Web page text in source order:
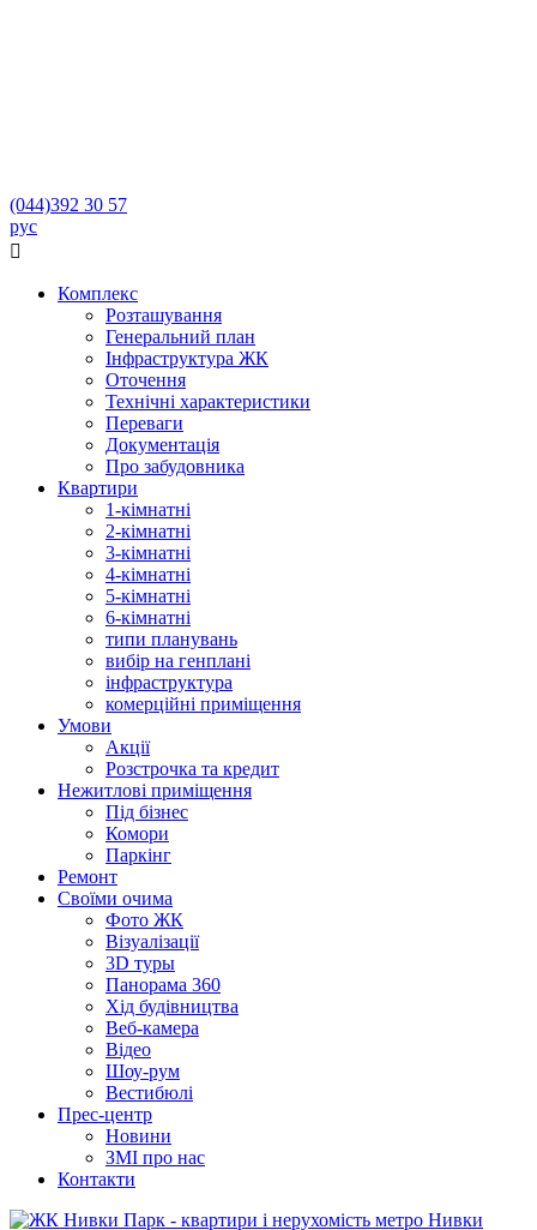
(044)392 30 57
рус

Комплекс
Розташування
Генеральний план
Інфраструктура ЖК
Оточення
Технічні характеристики
Переваги
Документація
Про забудовника
Квартири
1-кімнатні
2-кімнатні
3-кімнатні
4-кімнатні
5-кімнатні
6-кімнатні
типи планувань
вибір на генплані
інфраструктура
комерційні приміщення
Умови
Акції
Розстрочка та кредит
Нежитлові приміщення
Під бізнес
Комори
Паркінг
Ремонт
Своїми очима
Фото ЖК
Візуалізації
3D туры
Панорама 360
Хід будівництва
Веб-камера
Відео
Шоу-рум
Вестибюлі
Прес-центр
Новини
ЗМІ про нас
Контакти